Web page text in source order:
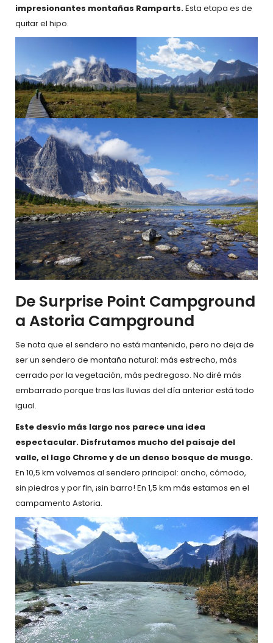
impresionantes montañas Ramparts.Esta etapa es de
quitar el hipo.
De Surprise Point Campground
a Astoria Campground
Se nota que el sendero no está mantenido, pero no deja de
ser un sendero de montaña natural: más estrecho, más
cerrado por la vegetación, más pedregoso. No diré más
embarrado porque tras las lluvias del día anterior está todo
igual.
Este desvío más largo nos parece una idea
espectacular. Disfrutamos mucho del paisaje del
valle, el lago Chrome y de un denso bosque de musgo.
En 10,5 km volvemos al sendero principal: ancho, cómodo,
sin piedras y por fin, ¡sin barro! En 1,5 km más estamos en el
campamento Astoria.